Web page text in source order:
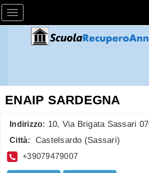
Toggle navigation
ENAIP SARDEGNA
Indirizzo: 10, Via Brigata Sassari
Città: Castelsardo (Sassari)
+39079479007